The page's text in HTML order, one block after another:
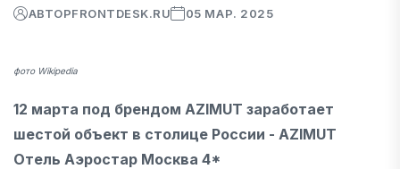
АВТОРFRONTDESK.RU 05 МАР. 2025
фото Wikipedia
12 марта под брендом AZIMUT заработает
шестой объект в столице России - AZIMUT
Отель Аэростар Москва 4*